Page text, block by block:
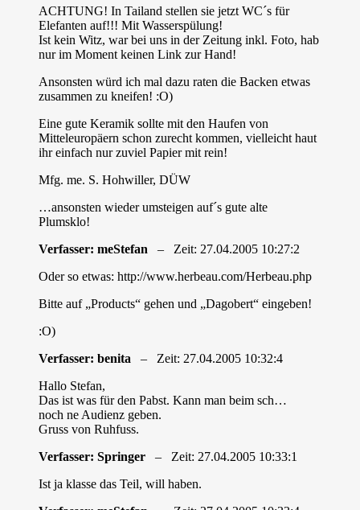
ACHTUNG! In Tailand stellen sie jetzt WC´s für
Elefanten auf!!! Mit Wasserspülung!
Ist kein Witz, war bei uns in der Zeitung inkl. Foto, hab
nur im Moment keinen Link zur Hand!
Ansonsten würd ich mal dazu raten die Backen etwas
zusammen zu kneifen! :O)
Eine gute Keramik sollte mit den Haufen von
Mitteleuropäern schon zurecht kommen, vielleicht haut
ihr einfach nur zuviel Papier mit rein!
Mfg. me. S. Hohwiller, DÜW
…ansonsten wieder umsteigen auf´s gute alte
Plumsklo!
Verfasser: meStefan – Zeit: 27.04.2005 10:27:2
Oder so etwas: http://www.herbeau.com/Herbeau.php
Bitte auf „Products“ gehen und „Dagobert“ eingeben!
:O)
Verfasser: benita – Zeit: 27.04.2005 10:32:4
Hallo Stefan,
Das ist was für den Pabst. Kann man beim sch…
noch ne Audienz geben.
Gruss von Ruhfuss.
Verfasser: Springer – Zeit: 27.04.2005 10:33:1
Ist ja klasse das Teil, will haben.